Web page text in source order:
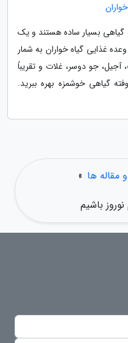
گیاهی بسیار ساده هستند و یک
غذایی گیاه خواران به شمار
آجیل، جو دوسر، غلات و تقریباً
گیاهی خوشمزه بهره ببرید.
مقاله ها »
باشیم